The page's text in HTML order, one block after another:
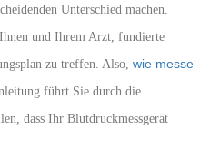
Unterschied machen.
und Ihrem Arzt, fundierte
zu treffen. Also,wie messe
führt Sie durch die
dass Ihr Blutdruckmessgerät